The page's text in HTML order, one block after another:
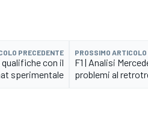
PRECEDENTE
qualifiche con il
sperimentale
PROSSIMO ARTICOLO
F1 | Analisi
problemi al